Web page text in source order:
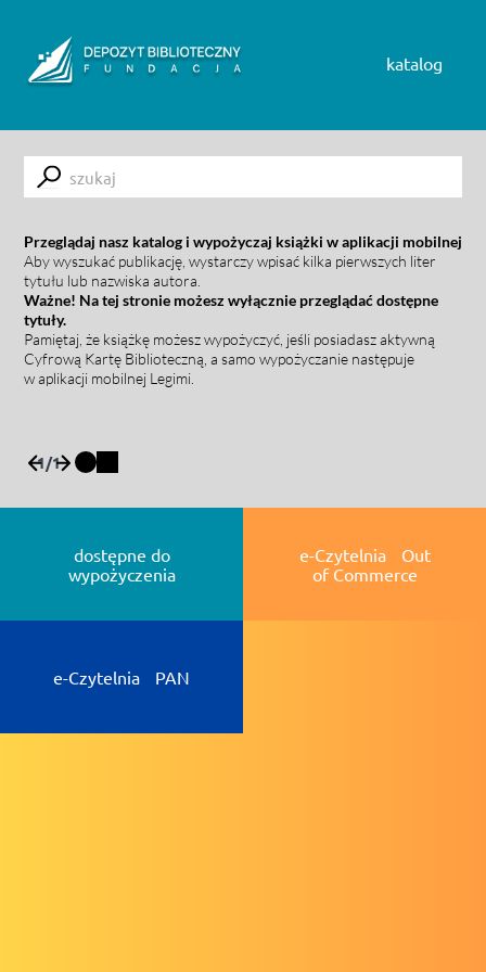
katalog
Submit
Przeglądaj nasz katalog i wypożyczaj książki w aplikacji mobilnej
Aby wyszukać publikację, wystarczy wpisać kilka pierwszych liter
tytułu lub nazwiska autora.
Ważne! Na tej stronie możesz wyłącznie przeglądać dostępne
tytuły.
Pamiętaj, że książkę możesz wypożyczyć, jeśli posiadasz aktywną
Cyfrową Kartę Biblioteczną, a samo wypożyczanie następuje
w aplikacji mobilnej Legimi.
1/1
dostępne do
wypożyczenia
e-Czytelnia Out
of Commerce
e-Czytelnia PAN